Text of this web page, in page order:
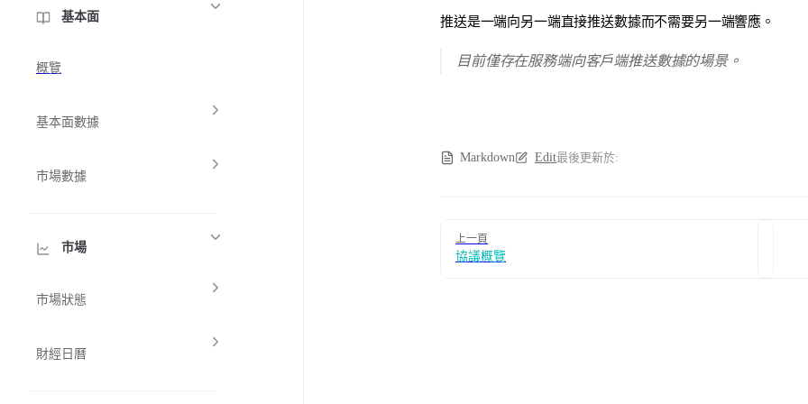
基本面
概覽
基本面數據
市場數據
市場
市場狀態
財經日曆
推送是一端向另一端直接推送數據而不需要另一端響應。
目前僅存在服務端向客戶端推送數據的場景。
Markdown Edit最後更新於:
上一頁
協議概覽